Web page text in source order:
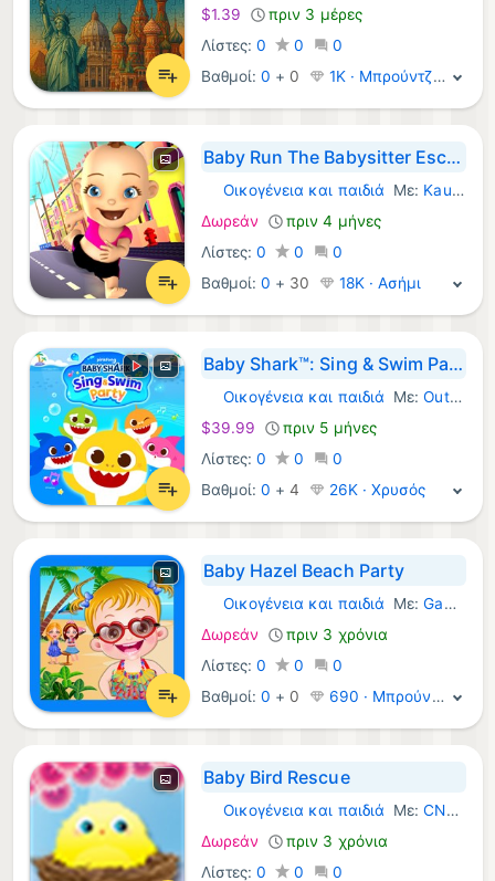
$1.39
πριν 3 μέρες
Λίστες:0 0
0
Βαθμοί:0 + 0 1K · Μπρούντζος
Baby Run The Babysitter Escape
Windows Παιχνίδια:
Οικογένεια και παιδιά Με: Kaufcom GmbH
Δωρεάν
πριν 4 μήνες
Λίστες:0 0
0
Βαθμοί:0 + 30 18K · Ασήμι
Baby Shark™: Sing & Swim Party
Windows Παιχνίδια:
Οικογένεια και παιδιά Με:Outright Games Ltd.
$39.99
πριν 5 μήνες
Λίστες:0 0
0
Βαθμοί:0 +4 26K · Χρυσός
Baby Hazel Beach Party
Windows Παιχνίδια:
Οικογένεια και παιδιά Με:GameTab LLC
Δωρεάν
πριν 3 χρόνια
Λίστες:0 0
0
Βαθμοί:0 + 0 690 · Μπρούντζος
Baby Bird Rescue
Windows Παιχνίδια:
Οικογένεια και παιδιά Με:CNG Studios
Δωρεάν
πριν 3 χρόνια
Λίστες:0 0
0